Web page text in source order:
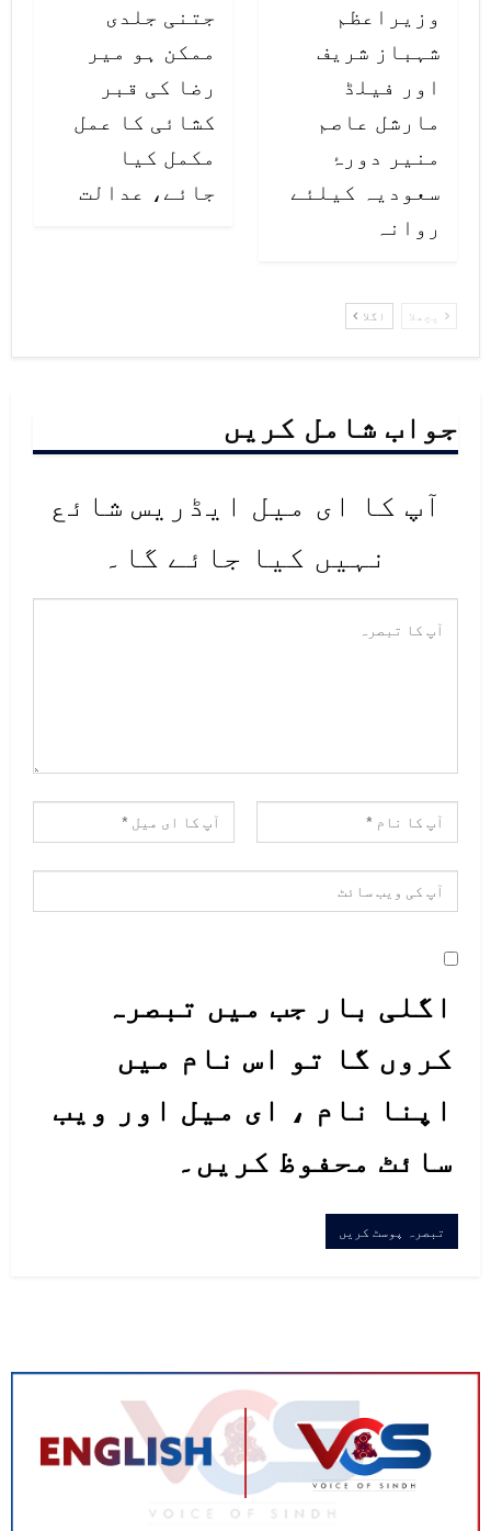
وزیراعظم
شہباز شریف
اور فیلڈ
مارشل عاصم
منیر دورۂ
سعودیہ کیلئے
روانہ
جتنی جلدی
ممکن ہو میر
رضا کی قبر
کشائی کا عمل
مکمل کیا
جائے، عدالت
پچھلا اگلا
جواب شامل کریں
آپ کا ای میل ایڈریس شائع
نہیں کیا جائے گا۔
اگلی بار جب میں تبصرہ
کروں گا تو اس نام میں
اپنا نام ، ای میل اور ویب
سائٹ محفوظ کریں۔